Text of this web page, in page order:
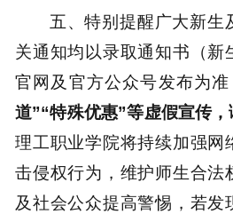
五、特别提醒广大新生
关通知均以录取通知书（新
官网及官方公众号发布为准
道”“特殊优惠”等虚假宣传
理工职业学院将持续加强网
击侵权行为，维护师生合法
及社会公众提高警惕，若发